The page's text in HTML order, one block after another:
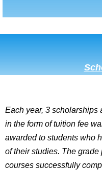
Each year, 3 scholarships
in the form of tuition fee
awarded to students who
of their studies. The
courses successfully